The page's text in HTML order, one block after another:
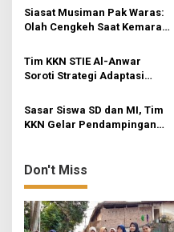
a
i
n
Pisang ‘Skecho Krispi’ di
Desa Rejosari
Siasat Musiman Pak Waras:
Olah Cengkeh Saat Kemarau,
Tim KKN STIE Al-Anwar
Soroti Strategi Adaptasi
Putra” di Desa Jatirejo
Sasar Siswa SD dan MI, Tim
KKN Gelar Pendampingan
Don't Miss